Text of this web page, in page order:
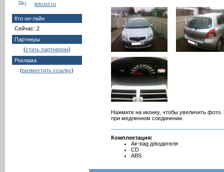
letrust.ru
Кто он-лайн
Сейчас: 2
Партнеры
(стать партнером)
Реклама
(разместить ссылку)
Нажмите на иконку, чтобы увеличить
при медленном соединении.
Комплектация:
Air-bag д/водителя
CD
ABS